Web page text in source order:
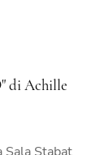
di Achille